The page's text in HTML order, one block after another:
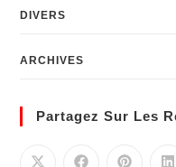
DIVERS
ARCHIVES
Partagez Sur Les